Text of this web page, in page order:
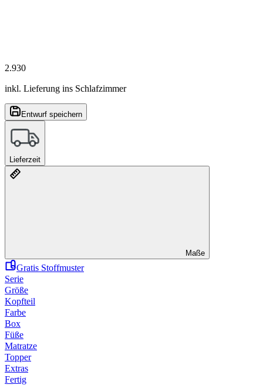
2.930
inkl. Lieferung ins Schlafzimmer
Entwurf speichern
Lieferzeit
Maße
Gratis Stoffmuster
Serie
Größe
Kopfteil
Farbe
Box
Füße
Matratze
Topper
Extras
Fertig